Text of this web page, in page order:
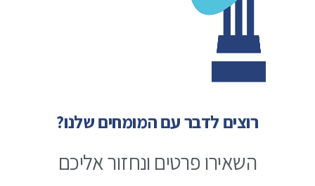
רוצים לדבר עם המומחים שלנו?
השאירו פרטים ונחזור אליכם